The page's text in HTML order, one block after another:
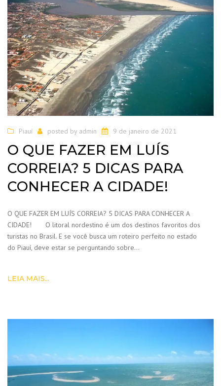
Piauí posted by admin 9 de janeiro de 2021
O QUE FAZER EM LUÍS
CORREIA? 5 DICAS PARA
CONHECER A CIDADE!
O QUE FAZER EM LUÍS CORREIA? 5 DICAS PARA CONHECER A
CIDADE! O litoral nordestino é um dos destinos favoritos dos
turistas no Brasil. E se você busca um roteiro perfeito no estado
do Piauí, deve estar se perguntando sobre…
LEIA MAIS...